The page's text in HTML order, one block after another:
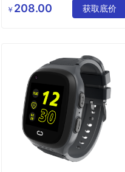
3G智能手表
有限公司
￥ 208.00 获取底价